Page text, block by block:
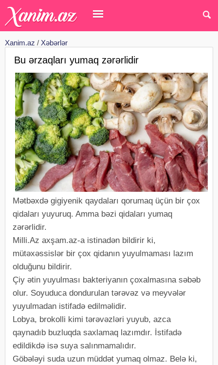
Xanim.az / Xəbərlər
Bu ərzaqları yumaq zərərlidir
Mətbəxdə gigiyenik qaydaları qorumaq üçün bir çox
qidaları yuyuruq. Amma bəzi qidaları yumaq
zərərlidir.
Milli.Az axşam.az-a istinadən bildirir ki,
mütəxəssislər bir çox qidanın yuyulmaması lazım
olduğunu bildirir.
Çiy ətin yuyulması bakteriyanın çoxalmasına səbəb
olur. Soyuduca dondurulan tərəvəz və meyvələr
yuyulmadan istifadə edilməlidir.
Lobya, brokolli kimi tərəvəzləri yuyub, azca
qaynadıb buzluqda saxlamaq lazımdır. İstifadə
edildikdə isə suya salınmamalıdır.
Göbələyi suda uzun müddət yumaq olmaz. Belə ki,